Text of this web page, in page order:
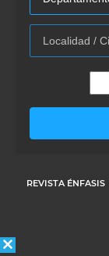
REVISTA ÉNFASIS